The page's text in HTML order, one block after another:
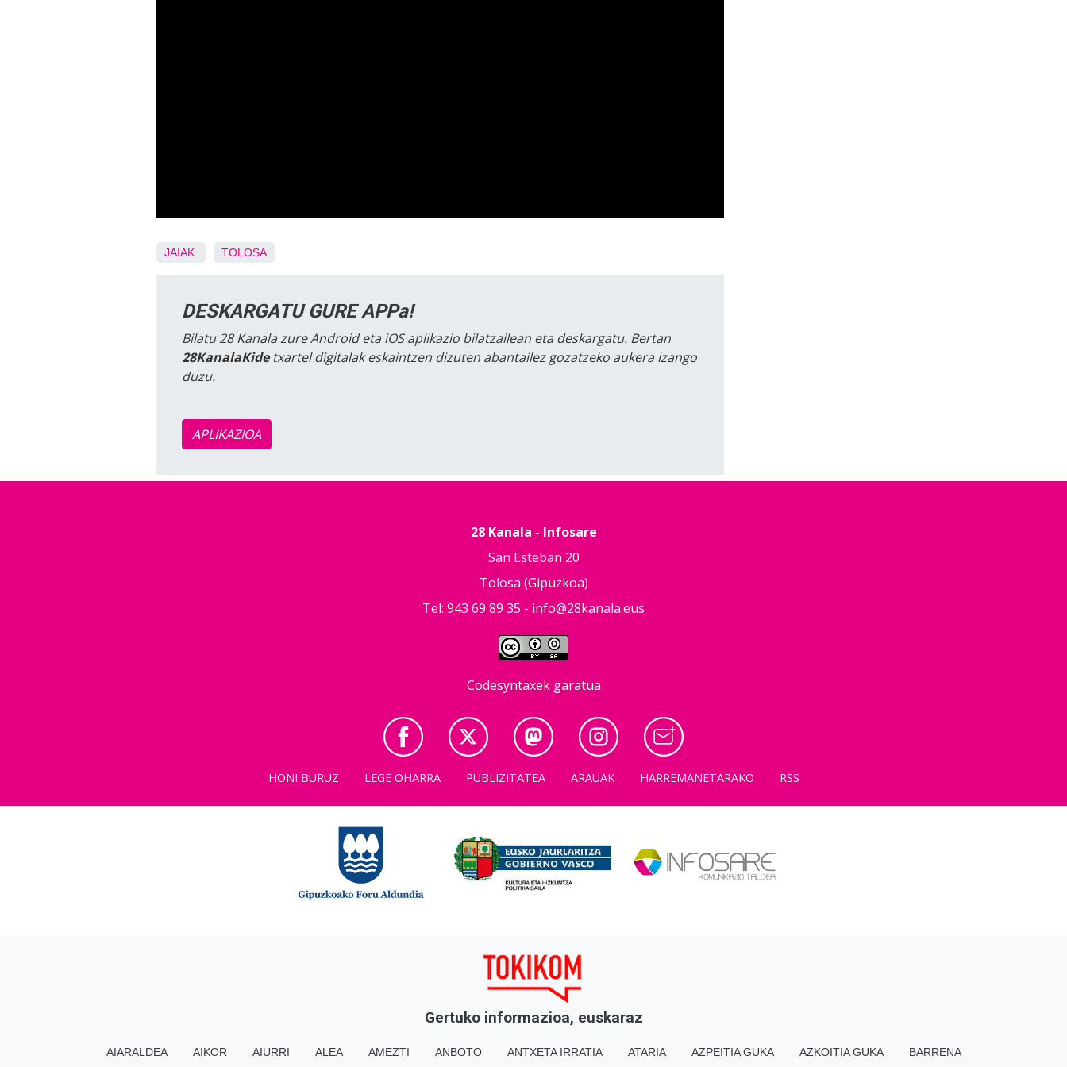
JAIAK TOLOSA
DESKARGATU GURE APPa!
Bilatu 28 Kanala zure Android eta iOS aplikazio bilatzailean eta deskargatu. Bertan
28KanalaKidetxartel digitalak eskaintzen dizuten abantailez gozatzeko aukera izango
duzu.
APLIKAZIOA
28 Kanala - Infosare
San Esteban 20
Tolosa (Gipuzkoa)
Tel: 943 69 89 35 - info@28kanala.eus
Codesyntaxek garatua
HONI BURUZ LEGE OHARRA PUBLIZITATEA ARAUAK HARREMANETARAKO RSS
Gertuko informazioa, euskaraz
AIARALDEA AIKOR AIURRI ALEA AMEZTI ANBOTO ANTXETA IRRATIA ATARIA AZPEITIA GUKA AZKOITIA GUKA BARRENA